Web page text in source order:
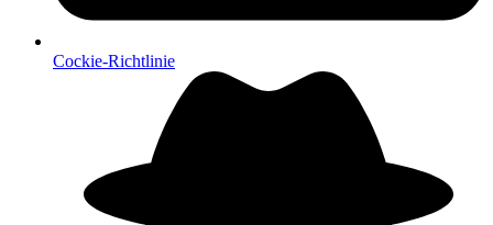
Cockie-Richtlinie